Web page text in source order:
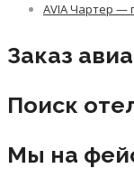
AVIA Чартер —
Заказ
Поиск
Мы на